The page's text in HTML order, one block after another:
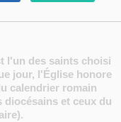
l'un des saints choisi
jour, l'Église honore
calendrier romain
diocésains et ceux du